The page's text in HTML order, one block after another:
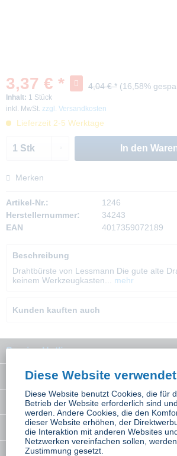
3,37 € * 4,04 € * (16,58%
Inhalt: 1 Stück
inkl. MwSt. zzgl. Versandkosten
Lieferzeit 2-5 Werktage
In den
Merken
Artikel-Nr.:
1246
Herstellernummer:
34243
EAN
4017359072189
Beschreibung
Drahtbürste von Lessmann Die gute alte
keinem Werkzeugkasten...
mehr
Kunden kauften auch
Service Hotline
Interessantes
Rechtliches
Newsletter
Diese Website
Diese Website benutzt Cookies, die für
Betrieb der Website erforderlich sind
werden. Andere Cookies, die den
dieser Website erhöhen, der
die Interaktion mit anderen Websites
Netzwerken vereinfachen sollen,
Zustimmung gesetzt.